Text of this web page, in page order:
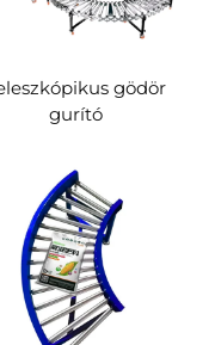
gödör
gurító